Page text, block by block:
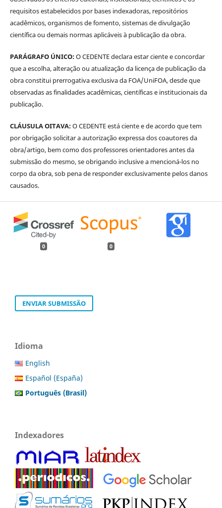
requisitos estabelecidos por bases indexadoras, repositórios
acadêmicos, organismos de fomento, sistemas de divulgação
científica ou demais normas aplicáveis à publicação da obra.
PARÁGRAFO ÚNICO:O CEDENTE declara estar ciente e concordar
que a escolha, alteração ou atualização da licença de publicação da
obra constitui prerrogativa exclusiva da FOA/UniFOA, desde que
observadas as finalidades acadêmicas, científicas e institucionais da
publicação.
CLÁUSULA OITAVA:O CEDENTE está ciente e de acordo que tem
por obrigação solicitar a autorização expressa dos coautores da
obra/artigo, bem como dos professores orientadores antes da
submissão do mesmo, se obrigando inclusive a mencioná-los no
corpo da obra, sob pena de responder exclusivamente pelos danos
causados.
0 0
ENVIAR SUBMISSÃO
Idioma
English
Español (España)
Português (Brasil)
Indexadores